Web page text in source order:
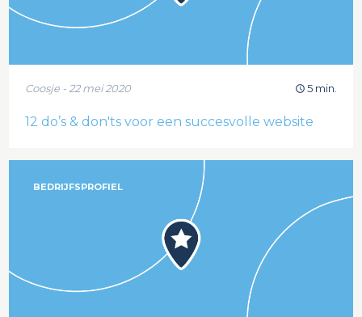
Coosje - 22 mei 2020 5 min.
12 do’s & don'ts voor een succesvolle website
BEDRIJFSPROFIEL